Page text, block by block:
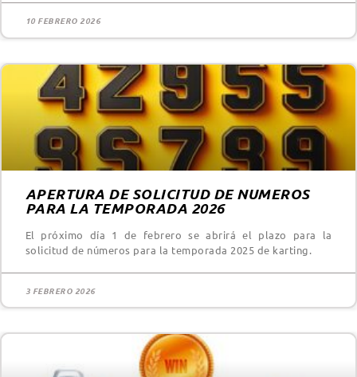
10 FEBRERO 2026
APERTURA DE SOLICITUD DE NUMEROS
PARA LA TEMPORADA 2026
El próximo día 1 de febrero se abrirá el plazo para la
solicitud de números para la temporada 2025 de karting.
3 FEBRERO 2026